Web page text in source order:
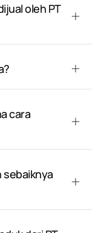
oleh PT
cara
sebaiknya